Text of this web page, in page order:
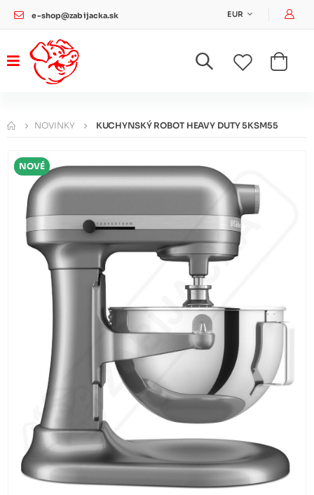
e-shop@zabijacka.sk EUR
NOVINKY KUCHYNSKÝ ROBOT HEAVY DUTY 5KSM55
NOVÉ